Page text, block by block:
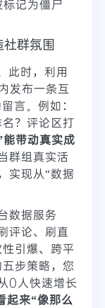
记为僵尸
群氛围
此时，利用
发布一条互
言。例如：
？评论区打
带动真实成
群组真实活
实现从“数据
数据服务
评论、刷直
引爆、跨平
步策略，您
0人快速增长
起来“像那么